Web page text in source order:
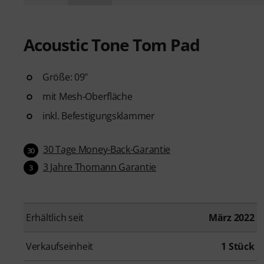
Acoustic Tone Tom Pad
Größe: 09"
mit Mesh-Oberfläche
inkl. Befestigungsklammer
30 30 Tage Money-Back-Garantie
3 3 Jahre Thomann Garantie
Erhältlich seit März 2022
Verkaufseinheit 1 Stück